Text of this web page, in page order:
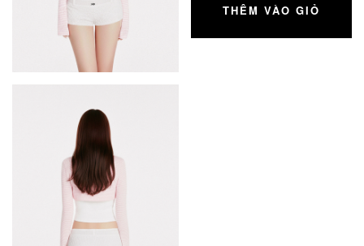
THÊM VÀO GIỎ